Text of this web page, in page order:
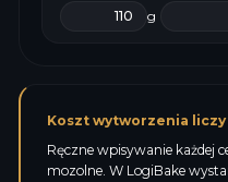
g
Koszt wytworzenia
Ręczne wpisywanie każdej
mozolne. W LogiBake